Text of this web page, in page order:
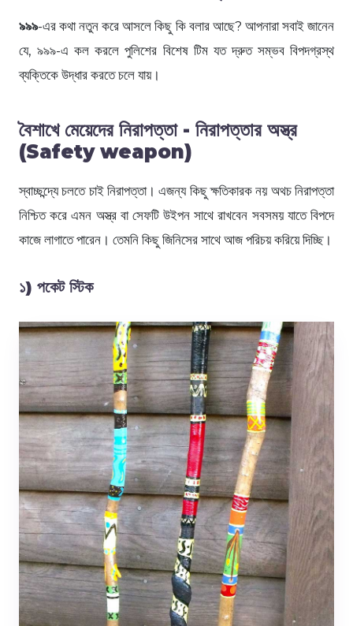
৯৯৯-এর কথা নতুন করে আসলে কিছু কি বলার আছে? আপনারা সবাই জানেন
যে, ৯৯৯-এ কল করলে পুলিশের বিশেষ টিম যত দ্রুত সম্ভব বিপদগ্রস্থ
ব্যক্তিকে উদ্ধার করতে চলে যায়।
বৈশাখে মেয়েদের নিরাপত্তা - নিরাপত্তার অস্ত্র
(Safety weapon)
স্বাচ্ছন্দ্যে চলতে চাই নিরাপত্তা। এজন্য কিছু ক্ষতিকারক নয় অথচ নিরাপত্তা
নিশ্চিত করে এমন অস্ত্র বা সেফটি উইপন সাথে রাখবেন সবসময় যাতে বিপদে
কাজে লাগাতে পারেন। তেমনি কিছু জিনিসের সাথে আজ পরিচয় করিয়ে দিচ্ছি।
১) পকেট স্টিক